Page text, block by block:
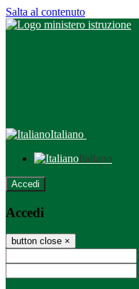
Salta al contenuto
Italiano
Italiano
Accedi
Accedi
button close ×